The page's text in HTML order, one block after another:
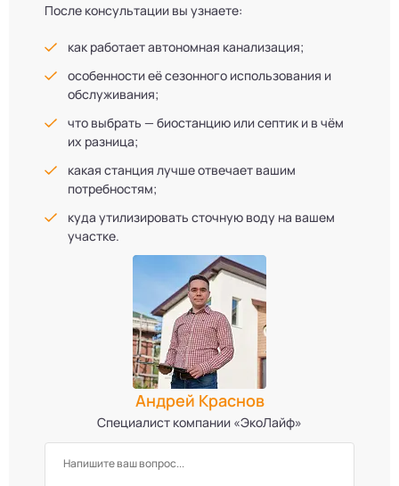
После консультации вы узнаете:
как работает автономная канализация;
особенности её сезонного использования и
обслуживания;
что выбрать — биостанцию или септик и в чём
их разница;
какая станция лучше отвечает вашим
потребностям;
куда утилизировать сточную воду на вашем
участке.
Андрей Краснов
Специалист компании «ЭкоЛайф»